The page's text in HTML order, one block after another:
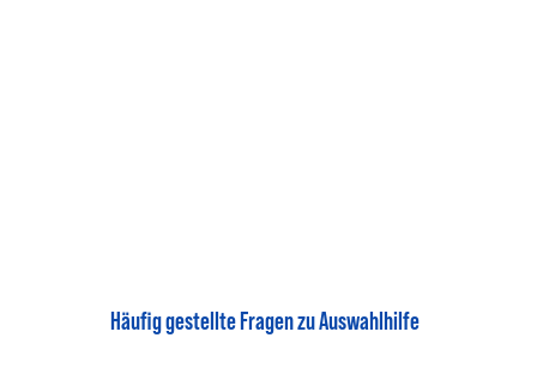
Häufig gestellte Fragen zu Auswahlhilfe